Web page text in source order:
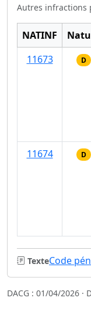
Autres infractions
NATINF
11673
D
11674
D
TexteCode
DACG : 01/04/2026